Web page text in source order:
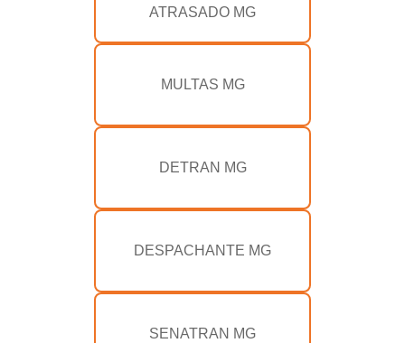
ATRASADO MG
MULTAS MG
DETRAN MG
DESPACHANTE MG
SENATRAN MG